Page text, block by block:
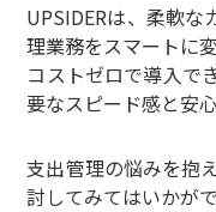
UPSIDERは、柔軟な
理業務をスマートに
コストゼロで導入で
要なスピード感と安
支出管理の悩みを抱
討してみてはいかが